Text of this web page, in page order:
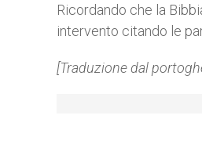
Ricordando che la
intervento citando le
[Traduzione dal